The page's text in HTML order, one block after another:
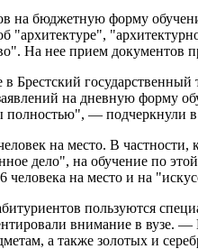
бюджетную форму
"архитектуре",
На нее прием документов
Брестский
на дневную форму
— подчеркнули в
на место. В
дело", на обучение по
на место и на
пользуются
внимание в вузе.
а также золотых и